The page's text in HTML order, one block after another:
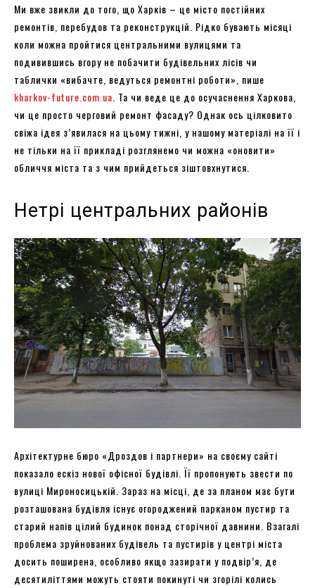
Ми вже звикли до того, що Харків – це місто постійних
ремонтів, перебудов та реконструкцій. Рідко бувають місяці
коли можна пройтися центральними вулицями та
подивившись вгору не побачити будівельних лісів чи
таблички «вибачте, ведуться ремонтні роботи», пише
kharkov-future.com.ua . Та чи веде це до осучаснення Харкова,
чи це просто черговий ремонт фасаду? Однак ось цілковито
свіжа ідея з’явилася на цьому тижні, у нашому матеріалі на її і
не тільки на її прикладі розглянемо чи можна «оновити»
обличчя міста та з чим прийдеться зіштовхнутися.
Нетрі центральних районів
Архітектурне бюро «Дроздов і партнери» на своєму сайті
показало ескіз нової офісної будівлі. Її пропонують звести по
вулиці Мироносицькій. Зараз на місці, де за планом має бути
розташована будівля існує огороджений парканом пустир та
старий напів цілий будинок понад сторічної давнини. Взагалі
проблема зруйнованих будівель та пустирів у центрі міста
досить поширена, особливо якщо зазирати у подвір’я, де
десятиліттями можуть стояти покинуті чи згорілі колись